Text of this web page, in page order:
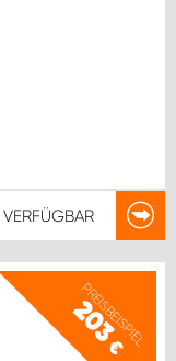
VERFÜGBAR
PREISBEISPIEL
203
€